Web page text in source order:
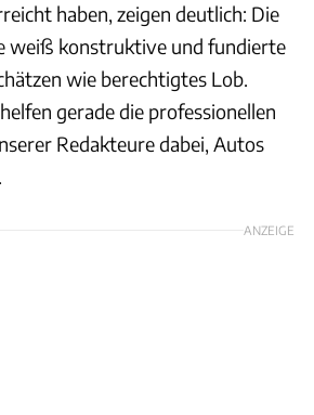
haben, zeigen deutlich: Die
weiß konstruktive und fundierte
wie berechtigtes Lob.
gerade die professionellen
Redakteure dabei, Autos
ANZEIGE